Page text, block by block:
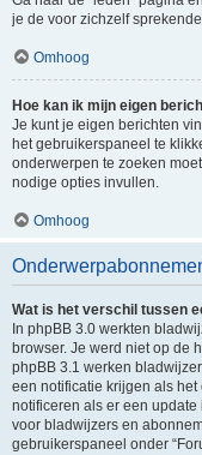
je de voor zichzelf
Omhoog
Hoe kan ik mijn eigen
Je kunt je eigen berichten
het gebruikerspaneel te
onderwerpen te zoeken
nodige opties invullen.
Omhoog
Wat is het verschil tussen
In phpBB 3.0 werkten
browser. Je werd niet op de
phpBB 3.1 werken
een notificatie krijgen als
notificeren als er een
voor bladwijzers en
gebruikerspaneel onder